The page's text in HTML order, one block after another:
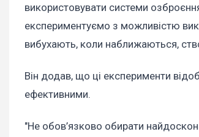
використовувати системи
експериментуємо з можливістю
вибухають, коли наближаються,
Він додав, що ці експерименти
ефективними.
"Не обов’язково обирати